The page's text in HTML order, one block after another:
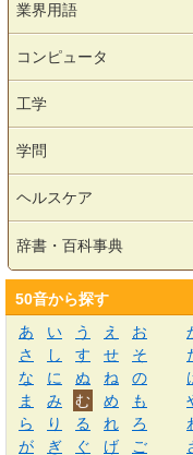
業界用語
コンピュータ
工学
学問
ヘルスケア
辞書・百科事典
50音から探す
あ
い う え お
さ
し す せ そ
な
に ぬ ね の
ま
み む め も
ら
り る れ ろ
が
ぎ ぐ げ ご